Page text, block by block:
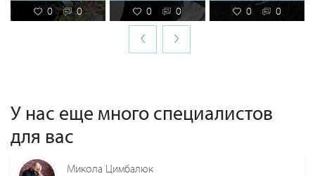
0 0 0 0 0 0
‹ ›
У нас еще много специалистов
для вас
Микола Цимбалюк